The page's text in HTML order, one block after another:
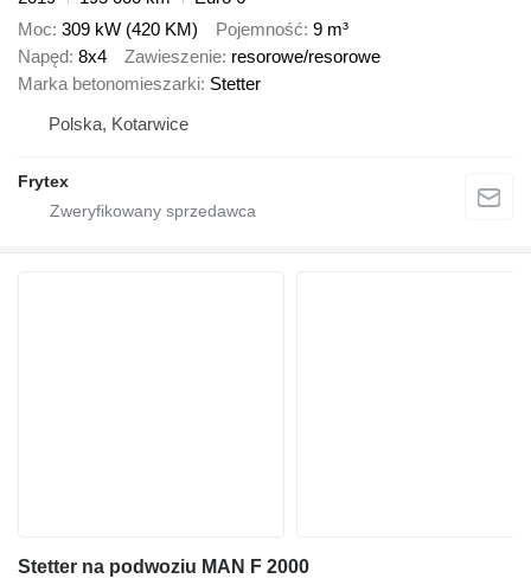
Moc 309 kW (420 KM) Pojemność 9 m³
Napęd 8x4 Zawieszenie resorowe/resorowe
Marka betonomieszarki Stetter
Polska, Kotarwice
Frytex
Stetter na podwoziu MAN F 2000